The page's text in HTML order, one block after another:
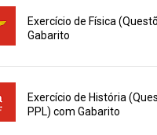
Exercício de Física
Gabarito
Exercício de História
PPL) com Gabarito